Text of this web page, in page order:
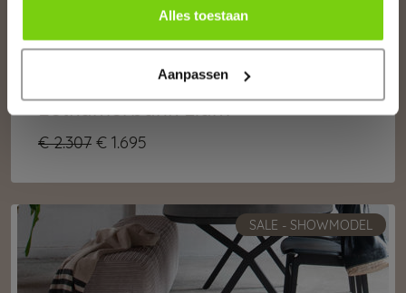
Alles toestaan
Aanpassen
Eetkamerbank Liam
€ 2.307 € 1.695
SALE - SHOWMODEL